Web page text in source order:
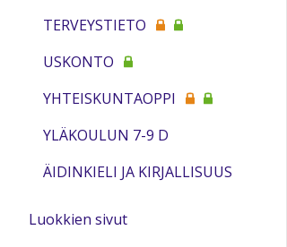
TERVEYSTIETO
USKONTO
YHTEISKUNTAOPPI
YLÄKOULUN 7-9 D
ÄIDINKIELI JA KIRJALLISUUS
Luokkien sivut